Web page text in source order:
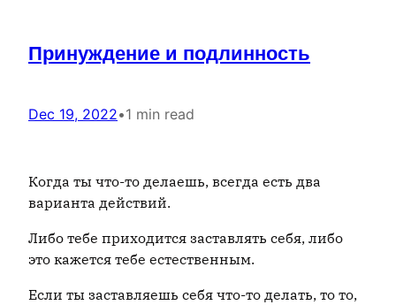
Принуждение и подлинность
Dec 19, 2022•1 min read
Когда ты что-то делаешь, всегда есть два
варианта действий.
Либо тебе приходится заставлять себя, либо
это кажется тебе естественным.
Если ты заставляешь себя что-то делать, то то,